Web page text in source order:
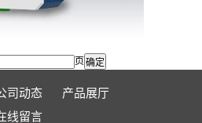
页
司动态
产品展厅
线留言